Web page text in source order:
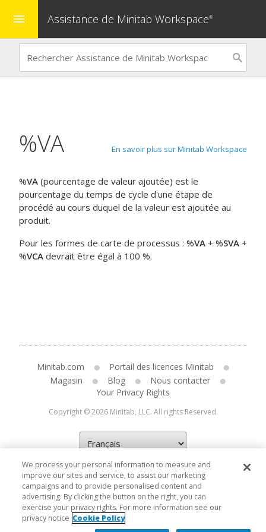
menu Assistance de Minitab Workspace®
%VA En savoir plus sur Minitab Workspace
%VA (pourcentage de valeur ajoutée) est le
pourcentage du temps de cycle d'une étape de
procédé au cours duquel de la valeur est ajoutée au
produit.
Pour les formes de carte de processus : %VA + %SVA +
%VCA devrait être égal à 100 %.
Minitab.com
Portail des licences Minitab
Magasin
Blog
Nous contacter
Your Privacy Rights
Copyright © 2026 Minitab, LLC. All rights Reserved.
We process your personal information to measure and
improve our sites and service, to assist our marketing
campaigns and to provide personalised content and
advertising. By clicking the button on the right, you can
exercise your privacy rights. For more information see our
privacy notice Cookie Policy